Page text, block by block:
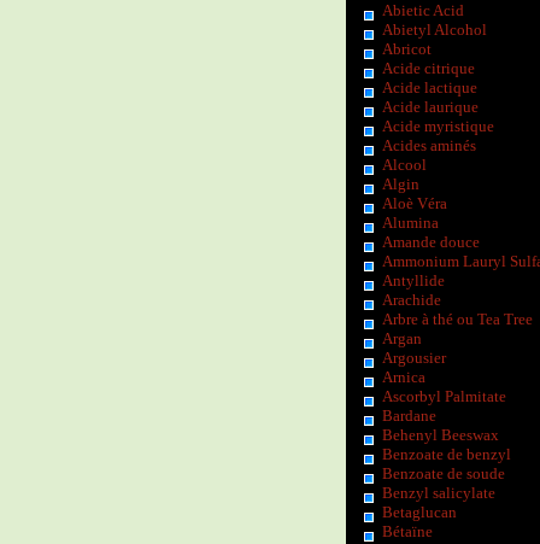
Abietic Acid
Abietyl Alcohol
Abricot
Acide citrique
Acide lactique
Acide laurique
Acide myristique
Acides aminés
Alcool
Algin
Aloè Véra
Alumina
Amande douce
Ammonium Lauryl
Antyllide
Arachide
Arbre à thé ou Tea Tree
Argan
Argousier
Arnica
Ascorbyl Palmitate
Bardane
Behenyl Beeswax
Benzoate de benzyl
Benzoate de soude
Benzyl salicylate
Betaglucan
Bétaïne